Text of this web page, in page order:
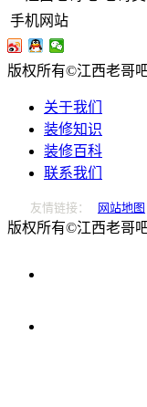
手机网站
版权所有©江西老哥
关于我们
装修知识
装修百科
联系我们
友情链接： 网站地图
版权所有©江西老哥